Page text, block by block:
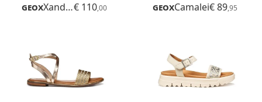
Geox Xand 2s€ 110,00 GeoxCamalei€ 89,95